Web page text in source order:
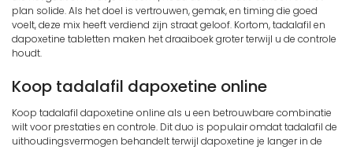
plan solide. Als het doel is vertrouwen, gemak, en timing die goed
voelt, deze mix heeft verdiend zijn straat geloof. Kortom, tadalafil en
dapoxetine tabletten maken het draaiboek groter terwijl u de controle
houdt.
Koop tadalafil dapoxetine online
Koop tadalafil dapoxetine online als u een betrouwbare combinatie
wilt voor prestaties en controle. Dit duo is populair omdat tadalafil de
uithoudingsvermogen behandelt terwijl dapoxetine je langer in de